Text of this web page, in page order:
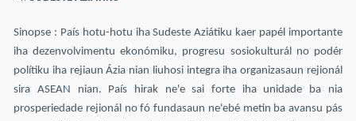
Sinopse : País hotu-hotu iha Sudeste Aziátiku kaer papél importante
iha dezenvolvimentu ekonómiku, progresu sosiokulturál no podér
polítiku iha rejiaun Ázia nian liuhosi integra iha organizasaun rejionál
sira ASEAN nian. País hirak ne'e sai forte iha unidade ba nia
prosperiedade rejionál no fó fundasaun ne'ebé metin ba avansu pás